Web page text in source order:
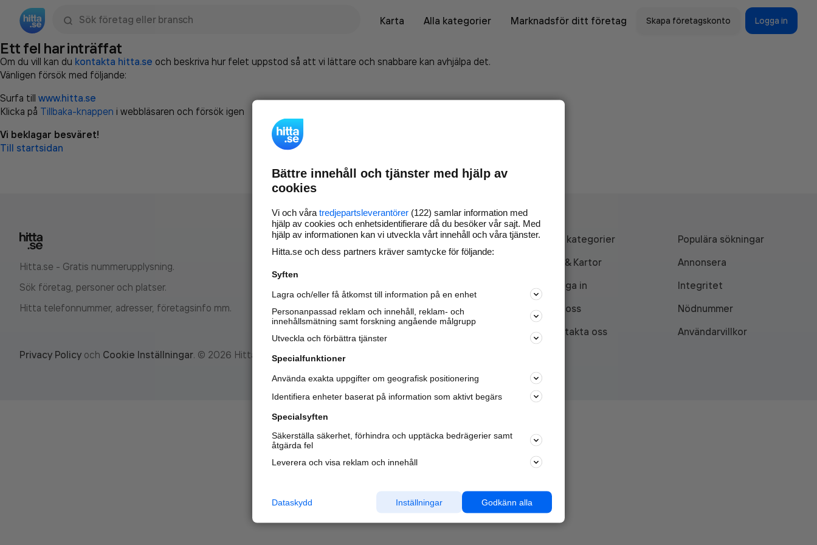
Karta
Alla kategorier Marknadsför ditt företag Skapa företagskonto Logga in
Ett fel har inträffat
Om du vill kan du kontakta hitta.se och beskriva hur felet uppstod så att vi lättare och snabbare kan avhjälpa det.
Vänligen försök med följande:
Surfa till www.hitta.se
Klicka på Tillbaka-knappen i webbläsaren och försök igen
Vi beklagar besväret!
Till startsidan
Hitta.se - Gratis nummerupplysning.
Sök företag, personer och platser.
Hitta telefonnummer, adresser, företagsinfo mm.
Marknadsför företaget på
nya kunder och
samarbetspartners nära dig.
Läs mer här
Alla kategorier
Populära sökningar
API & Kartor
Annonsera
Logga in
Integritet
Om oss
Nödnummer
Kontakta oss
Användarvillkor
Privacy Policy och Cookie Inställningar. © 2026 Hitta.se
Bättre innehåll och tjänster med hjälp av
cookies
Vi och våra tredjepartsleverantörer (122) samlar information med
hjälp av cookies och enhetsidentifierare då du besöker vår sajt. Med
hjälp av informationen kan vi utveckla vårt innehåll och våra tjänster.
Hitta.se och dess partners kräver samtycke för följande:
Syften
Lagra och/eller få åtkomst till information på en enhet
Personanpassad reklam och innehåll, reklam- och
innehållsmätning samt forskning angående målgrupp
Utveckla och förbättra tjänster
Specialfunktioner
Använda exakta uppgifter om geografisk positionering
Identifiera enheter baserat på information som aktivt begärs
Specialsyften
Säkerställa säkerhet, förhindra och upptäcka bedrägerier samt
åtgärda fel
Leverera och visa reklam och innehåll
Godkänn alla
Inställningar
Dataskydd